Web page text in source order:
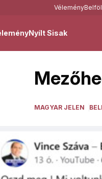
Vélemény
Nyílt Sisak
MAGYAR JELEN